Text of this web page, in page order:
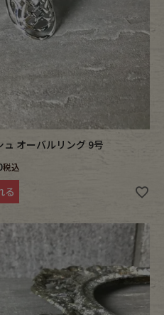
オーバルリング 9号
税込
る